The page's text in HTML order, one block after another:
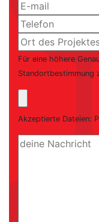
Für eine höhere
Standortbestimmung
Akzeptierte Dateien: